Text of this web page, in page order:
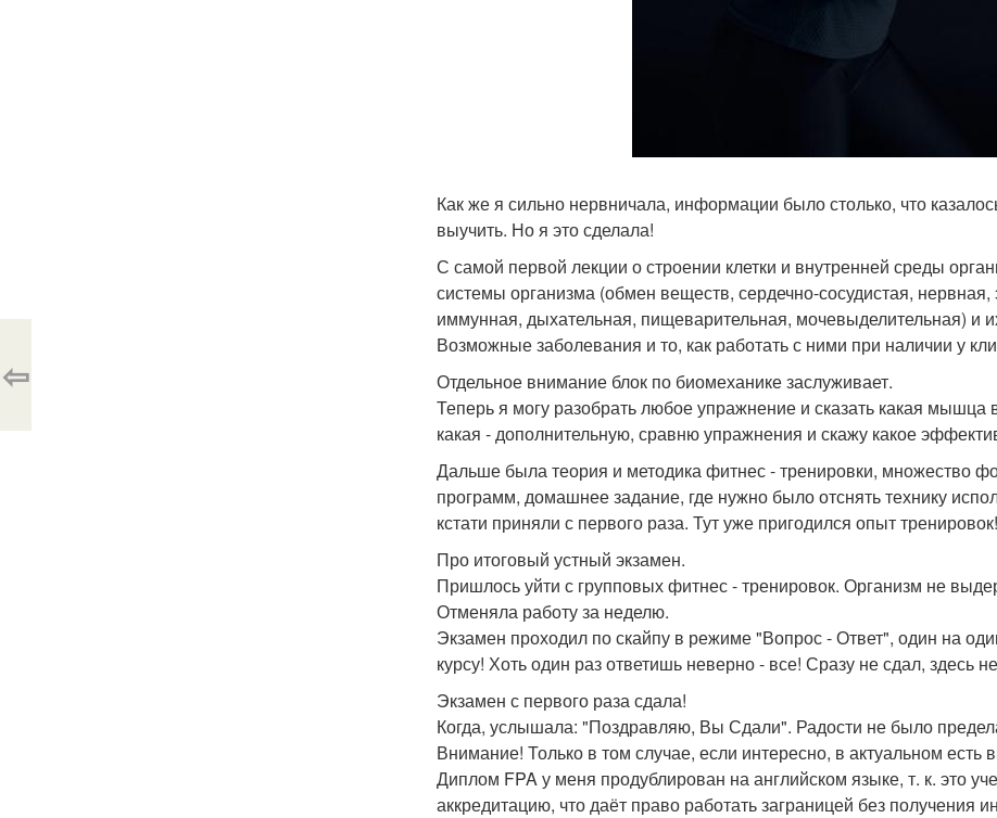
Как же я сильно нервничала, информации было столько, что
выучить. Но я это сделала!
С самой первой лекции о строении клетки и внутренней среды
системы организма (обмен веществ, сердечно-сосудистая,
иммунная, дыхательная, пищеварительная, мочевыделительная) и
Возможные заболевания и то, как работать с ними при наличии у
Отдельное внимание блок по биомеханике заслуживает.
Теперь я могу разобрать любое упражнение и сказать какая мышца
какая - дополнительную, сравню упражнения и скажу какое
Дальше была теория и методика фитнес - тренировки, множество
программ, домашнее задание, где нужно было отснять технику
кстати приняли с первого раза. Тут уже пригодился опыт тренировок!
Про итоговый устный экзамен.
Пришлось уйти с групповых фитнес - тренировок. Организм не
Отменяла работу за неделю.
Экзамен проходил по скайпу в режиме "Вопрос - Ответ", один на
курсу! Хоть один раз ответишь неверно - все! Сразу не сдал, здесь
Экзамен с первого раза сдала!
Когда, услышала: "Поздравляю, Вы Сдали". Радости не было
Внимание! Только в том случае, если интересно, в актуальном есть
Диплом FPA у меня продублирован на английском языке, т. к. это
аккредитацию, что даёт право работать заграницей без получения
⇦